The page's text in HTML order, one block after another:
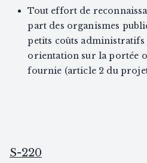
Tout effort de
part des organismes
petits coûts administratifs
orientation sur la portée
fournie (article 2 du
S-220